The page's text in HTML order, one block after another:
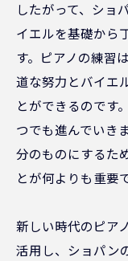
したがって、ショ
イエルを基礎から
す。ピアノの練習
道な努力とバイエ
とができるのです
つでも進んでいき
分のものにするた
とが何よりも重要で
新しい時代のピア
活用し、ショパン